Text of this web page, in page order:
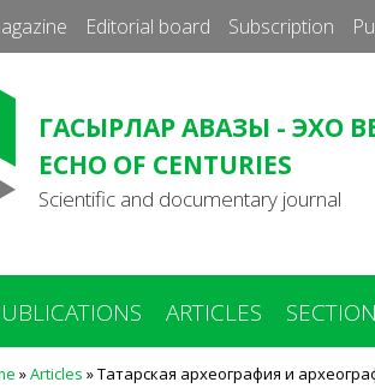
Editorial board Subscription
ГАСЫРЛАР АВАЗЫ - ЭХО
ECHO OF CENTURIES
Scientific and documentary journal
ARTICLES
»Articles »Татарская археография и